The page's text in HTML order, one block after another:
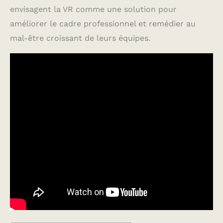
envisagent la VR comme une solution pour
améliorer le cadre professionnel et remédier au
mal-être croissant de leurs équipes.